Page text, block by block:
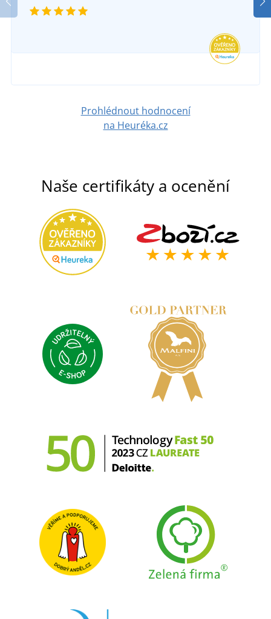
619 Kč
Prohlédnout hodnocení
na Heuréka.cz
Naše certifikáty a ocenění